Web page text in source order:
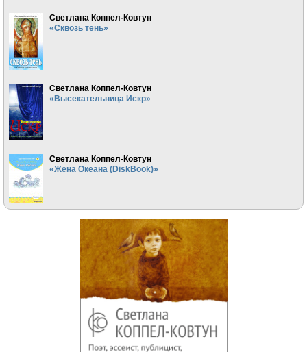
Светлана Коппел-Ковтун
«Сквозь тень»
Светлана Коппел-Ковтун
«Высекательница Искр»
Светлана Коппел-Ковтун
«Жена Океана (DiskBook)»